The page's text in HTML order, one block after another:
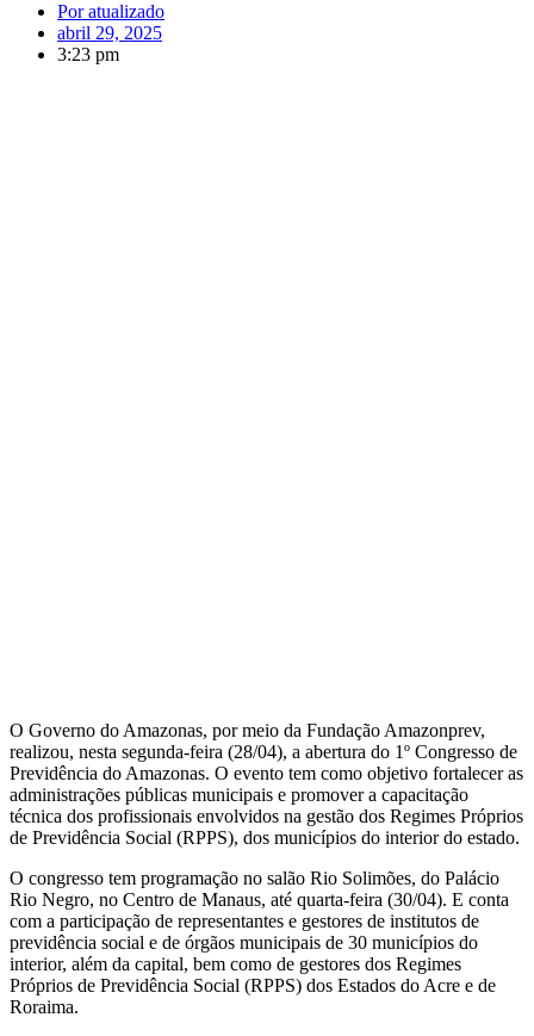
Poratualizado
abril 29, 2025
3:23 pm
O Governo do Amazonas, por meio da Fundação Amazonprev,
realizou, nesta segunda-feira (28/04), a abertura do 1º Congresso de
Previdência do Amazonas. O evento tem como objetivo fortalecer as
administrações públicas municipais e promover a capacitação
técnica dos profissionais envolvidos na gestão dos Regimes Próprios
de Previdência Social (RPPS), dos municípios do interior do estado.
O congresso tem programação no salão Rio Solimões, do Palácio
Rio Negro, no Centro de Manaus, até quarta-feira (30/04). E conta
com a participação de representantes e gestores de institutos de
previdência social e de órgãos municipais de 30 municípios do
interior, além da capital, bem como de gestores dos Regimes
Próprios de Previdência Social (RPPS) dos Estados do Acre e de
Roraima.